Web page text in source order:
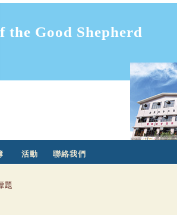
Good Shepherd
活動 聯絡我們
題